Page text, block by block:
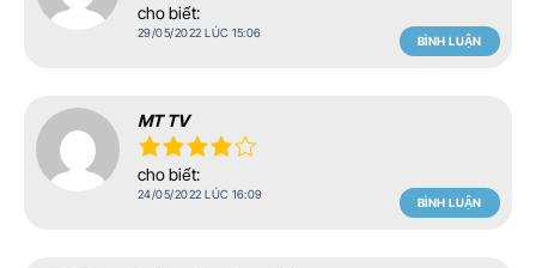
cho biết:
29/05/2022 LÚC 15:06
BÌNH LUẬN
MT TV
cho biết:
24/05/2022 LÚC 16:09
BÌNH LUẬN